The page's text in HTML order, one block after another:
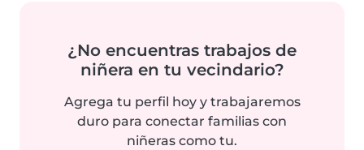
¿No encuentras trabajos de
niñera en tu vecindario?
Agrega tu perfil hoy y trabajaremos
duro para conectar familias con
niñeras como tu.